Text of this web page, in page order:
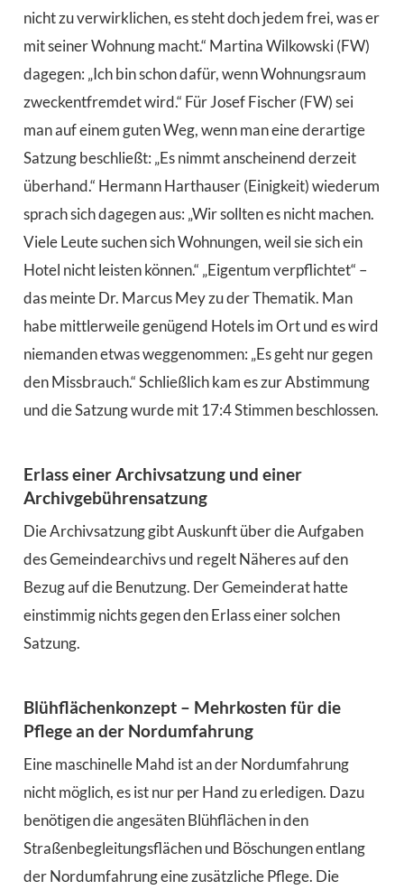
nicht zu verwirklichen, es steht doch jedem frei, was er
mit seiner Wohnung macht.“ Martina Wilkowski (FW)
dagegen: „Ich bin schon dafür, wenn Wohnungsraum
zweckentfremdet wird.“ Für Josef Fischer (FW) sei
man auf einem guten Weg, wenn man eine derartige
Satzung beschließt: „Es nimmt anscheinend derzeit
überhand.“ Hermann Harthauser (Einigkeit) wiederum
sprach sich dagegen aus: „Wir sollten es nicht machen.
Viele Leute suchen sich Wohnungen, weil sie sich ein
Hotel nicht leisten können.“ „Eigentum verpflichtet“ –
das meinte Dr. Marcus Mey zu der Thematik. Man
habe mittlerweile genügend Hotels im Ort und es wird
niemanden etwas weggenommen: „Es geht nur gegen
den Missbrauch.“ Schließlich kam es zur Abstimmung
und die Satzung wurde mit 17:4 Stimmen beschlossen.
Erlass einer Archivsatzung und einer
Archivgebührensatzung
Die Archivsatzung gibt Auskunft über die Aufgaben
des Gemeindearchivs und regelt Näheres auf den
Bezug auf die Benutzung. Der Gemeinderat hatte
einstimmig nichts gegen den Erlass einer solchen
Satzung.
Blühflächenkonzept – Mehrkosten für die
Pflege an der Nordumfahrung
Eine maschinelle Mahd ist an der Nordumfahrung
nicht möglich, es ist nur per Hand zu erledigen. Dazu
benötigen die angesäten Blühflächen in den
Straßenbegleitungsflächen und Böschungen entlang
der Nordumfahrung eine zusätzliche Pflege. Die